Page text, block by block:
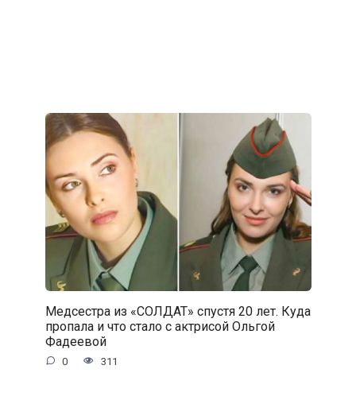
Медсестра из «СОЛДАТ» спустя 20 лет. Куда
пропала и что стало с актрисой Ольгой
Фадеевой
0 311